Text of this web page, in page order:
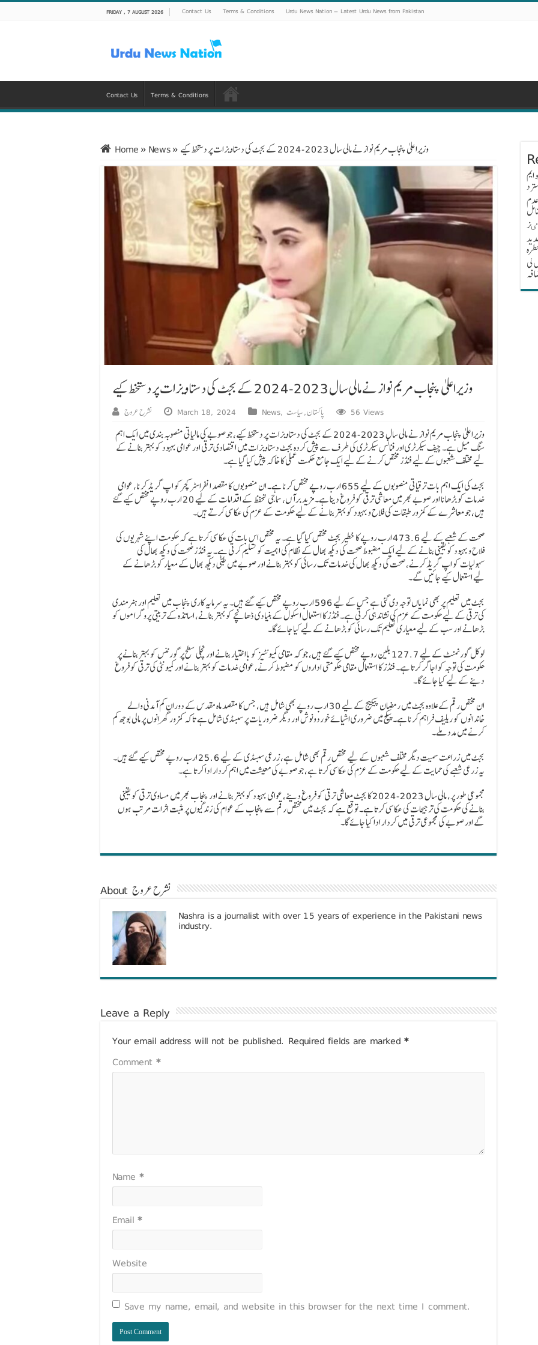
FRIDAY , 7 AUGUST 2026 Contact Us Terms & Conditions Urdu News Nation – Latest Urdu News from Pakistan
Contact Us Terms & Conditions
Home » News» وزیراعلیٰ پنجاب مریم نواز نے مالی سال 2023-2024 کے بجٹ کی دستاویزات پر دستخط کیے
وزیراعلیٰ پنجاب مریم نواز نے مالی سال 2023-2024 کے بجٹ کی دستاویزات پر دستخط کیے
نشرح عروج March 18, 2024 News, پاکستان,سیاست 56 Views
وزیراعلیٰ پنجاب مریم نواز نے مالی سال 2023-2024 کے بجٹ کی دستاویزات پر دستخط کیے، جو صوبے کی مالیاتی منصوبہ بندی میں ایک اہم
سنگ میل ہے۔ چیف سیکرٹری اور فنانس سیکرٹری کی طرف سے پیش کردہ بجٹ دستاویزات میں اقتصادی ترقی اور عوامی بہبود کو بہتر بنانے کے
لیے مختلف شعبوں کے لیے فنڈز مختص کرنے کے لیے ایک جامع حکمت عملی کا خاکہ پیش کیا گیا ہے۔
بجٹ کی ایک اہم بات ترقیاتی منصوبوں کے لیے 655 ارب روپے مختص کرنا ہے۔ ان منصوبوں کا مقصد انفراسٹرکچر کو اپ گریڈ کرنا، عوامی
خدمات کو بڑھانا اور صوبے بھر میں معاشی ترقی کو فروغ دینا ہے۔ مزید برآں، سماجی تحفظ کے اقدامات کے لیے 20 ارب روپے مختص کیے گئے
ہیں، جو معاشرے کے کمزور طبقات کی فلاح و بہبود کو بہتر بنانے کے لیے حکومت کے عزم کی عکاسی کرتے ہیں۔
صحت کے شعبے کے لیے 473.6 ارب روپے کا خطیر بجٹ مختص کیا گیا ہے۔ یہ مختص اس بات کی عکاسی کرتا ہے کہ حکومت اپنے شہریوں کی
فلاح و بہبود کو یقینی بنانے کے لیے ایک مضبوط صحت کی دیکھ بھال کے نظام کی اہمیت کو تسلیم کرتی ہے۔ یہ فنڈز صحت کی دیکھ بھال کی
سہولیات کو اپ گریڈ کرنے، صحت کی دیکھ بھال کی خدمات تک رسائی کو بہتر بنانے اور صوبے میں طبی دیکھ بھال کے معیار کو بڑھانے کے
لیے استعمال کیے جائیں گے۔
بجٹ میں تعلیم پر بھی نمایاں توجہ دی گئی ہے جس کے لیے 596 ارب روپے مختص کیے گئے ہیں۔ یہ سرمایہ کاری پنجاب میں تعلیم اور ہنرمندی
کی ترقی کے لیے حکومت کے عزم کی نشاندہی کرتی ہے۔ فنڈز کا استعمال اسکول کے بنیادی ڈھانچے کو بہتر بنانے، اساتذہ کے تربیتی پروگراموں کو
بڑھانے اور سب کے لیے معیاری تعلیم تک رسائی کو بڑھانے کے لیے کیا جائے گا۔
لوکل گورنمنٹ کے لیے 127.7 بلین روپے مختص کیے گئے ہیں، جو کہ مقامی کمیونٹیز کو بااختیار بنانے اور نچلی سطح پر گورننس کو بہتر بنانے پر
حکومت کی توجہ کو اجاگر کرتا ہے۔ فنڈز کا استعمال مقامی حکومتی اداروں کو مضبوط کرنے، عوامی خدمات کو بہتر بنانے اور کمیونٹی کی ترقی کو فروغ
دینے کے لیے کیا جائے گا۔
ان مختص رقم کے علاوہ بجٹ میں رمضان پیکیج کے لیے 30 ارب روپے بھی شامل ہیں، جس کا مقصد ماہ مقدس کے دوران کم آمدنی والے
خاندانوں کو ریلیف فراہم کرنا ہے۔ پیکج میں ضروری اشیائے خوردونوش اور دیگر ضروریات پر سبسڈی شامل ہے تاکہ کمزور گھرانوں پر مالی بوجھ کم
کرنے میں مدد ملے۔
بجٹ میں زراعت سمیت دیگر مختلف شعبوں کے لیے مختص رقم بھی شامل ہے، زرعی سبسڈی کے لیے 25.6 ارب روپے مختص کیے گئے ہیں۔
یہ زرعی شعبے کی حمایت کے لیے حکومت کے عزم کی عکاسی کرتا ہے، جو صوبے کی معیشت میں اہم کردار ادا کرتا ہے۔
مجموعی طور پر، مالی سال 2023-2024 کا بجٹ معاشی ترقی کو فروغ دینے، عوامی بہبود کو بہتر بنانے اور پنجاب بھر میں مساوی ترقی کو یقینی
بنانے کی حکومت کی ترجیحات کی عکاسی کرتا ہے۔ توقع ہے کہ بجٹ میں مختص رقم سے پنجاب کے عوام کی زندگیوں پر مثبت اثرات مرتب ہوں
گے اور صوبے کی مجموعی ترقی میں کردار ادا کیا جائے گا۔
About نشرح عروج
Nashra is a journalist with over 15 years of experience in the Pakistani news
industry.
Leave a Reply
Your email address will not be published. Required fields are marked *
Comment *
Name *
Email *
Website
Save my name, email, and website in this browser for the next time I comment.
کی